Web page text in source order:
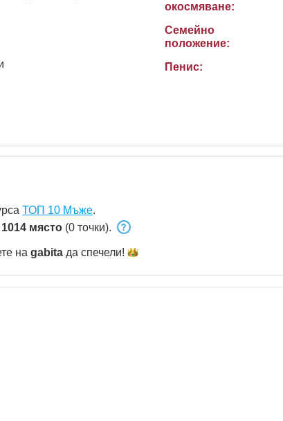
окосмяване:
Семейно
положение:
Пенис:
ТОП 10 Мъже.
1014 място (0 точки).
на gabita да спечели!